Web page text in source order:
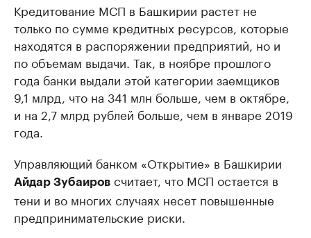
Кредитование МСП в Башкирии растет не
только по сумме кредитных ресурсов, которые
находятся в распоряжении предприятий, но и
по объемам выдачи. Так, в ноябре прошлого
года банки выдали этой категории заемщиков
9,1 млрд, что на 341 млн больше, чем в октябре,
и на 2,7 млрд рублей больше, чем в январе 2019
года.
Управляющий банком «Открытие» в Башкирии
Айдар Зубаиров считает, что МСП остается в
тени и во многих случаях несет повышенные
предпринимательские риски.